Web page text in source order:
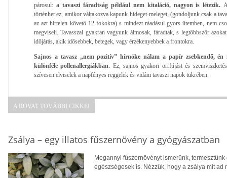
párosul: a tavaszi fáradtság például nem kitaláció, nagyon is létezik.
történhet ez, amikor váltakozva kapunk hideget-meleget, (gondoljunk csak a
az azt hirtelen követő 12 fokokra) s mindezt ráadásul gyors ütemben, nem
megviseli. Tavasszal gyakran vagyunk álmosak, fáradtak, s legtöbbször
időjárás, akik idősebbek, betegek, vagy érzékenyebbek a frontokra.
Sajnos a tavasz „nem pozitív” hírnöke nálam a papír zsebkendő, én
különféle pollenallergiákban. Ez, sajnos gyakori orrfújást és
szívesen elviselek a napfényes reggelek és vidám tavaszi napok tükrében.
A ROVAT TOVÁBBI CIKKEI
Zsálya – egy illatos fűszernövény a gyógyászatban
Megannyi fűszernövényt ismerünk,
egészségesek is. Nézzük, hogy a zsálya mit ad